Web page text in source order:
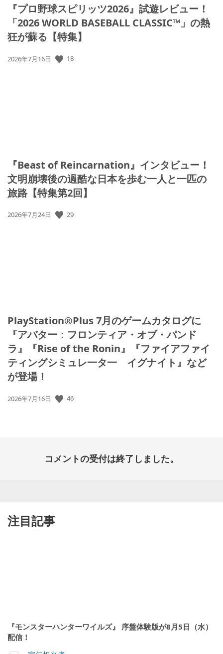
『プロ野球スピリッツ2026』試遊レビュー！
「2026 WORLD BASEBALL CLASSIC™」の熱
狂が蘇る【特集】
公
2026年7月16日 18
『Beast of Reincarnation』インタビュー！
文明崩壊後の過酷な日本を歩む一人と一匹の
旅路【特集第2回】
公
2026年7月24日 29
PlayStation®Plus 7月のゲームカタログに
『アバター：フロンティア・オブ・パンド
ラ』『Rise of the Ronin』『ファイアファイ
ティングシミュレ一タ一 イグナイト』など
が登場！
公
2026年7月16日 46
コメントの受付は終了しました。
注目記事
『モンスターハンターワイルズ』 序盤体験版が8月5日（水）
配信！